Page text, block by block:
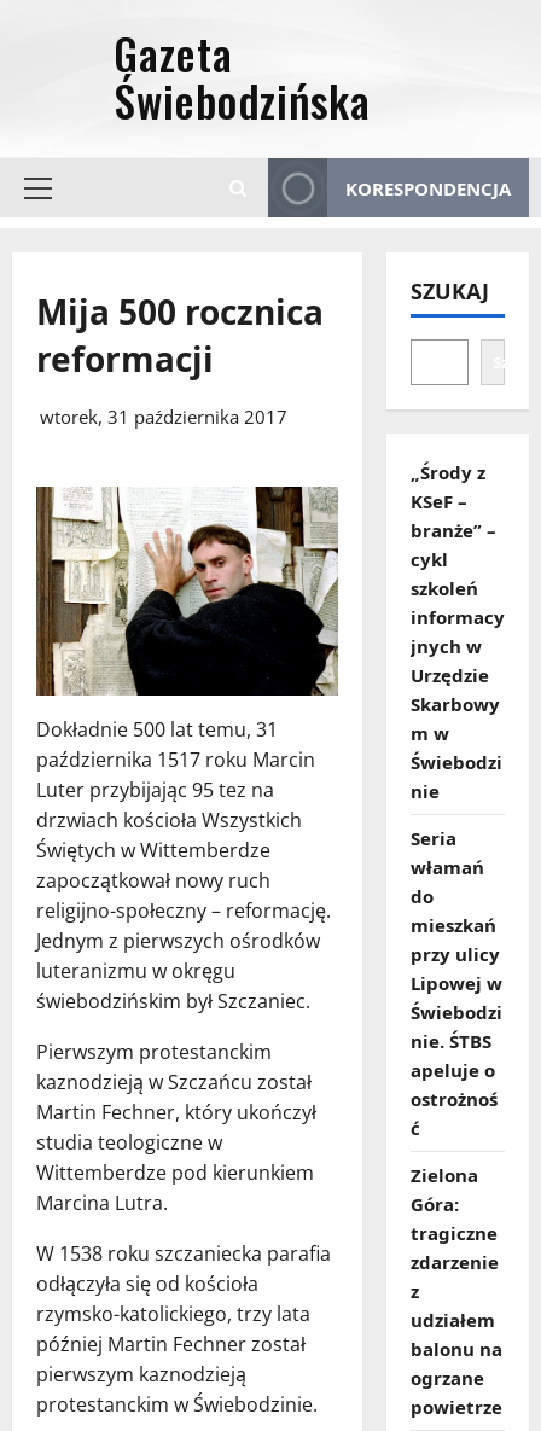
Menu
KORESPONDENCJA
Mija 500 rocznica
reformacji
wtorek, 31 października 2017
Dokładnie 500 lat temu, 31
października 1517 roku Marcin
Luter przybijając 95 tez na
drzwiach kościoła Wszystkich
Świętych w Wittemberdze
zapoczątkował nowy ruch
religijno-społeczny – reformację.
Jednym z pierwszych ośrodków
luteranizmu w okręgu
świebodzińskim był Szczaniec.
Pierwszym protestanckim
kaznodzieją w Szczańcu został
Martin Fechner, który ukończył
studia teologiczne w
Wittemberdze pod kierunkiem
Marcina Lutra.
W 1538 roku szczaniecka parafia
odłączyła się od kościoła
rzymsko-katolickiego, trzy lata
później Martin Fechner został
pierwszym kaznodzieją
protestanckim w Świebodzinie.
SZUKAJ
„Środy z
KSeF –
branże” –
cykl
szkoleń
informacy
jnych w
Urzędzie
Skarbowy
m w
Świebodzi
nie
Seria
włamań
do
mieszkań
przy ulicy
Lipowej w
Świebodzi
nie. ŚTBS
apeluje o
ostrożnoś
ć
Zielona
Góra:
tragiczne
zdarzenie
z
udziałem
balonu na
ogrzane
powietrze